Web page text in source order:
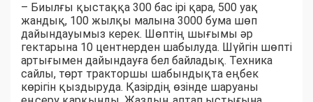
– Биылғы қыстаққа 300 бас ірі қара, 500 уақ
жандық, 100 жылқы малына 3000 бума шөп
дайындауымыз керек. Шөптің шығымы әр
гектарына 10 центнерден шабылуда. Шүйгін шөпті
артығымен дайындауға бел байладық. Техника
сайлы, төрт тракторшы шабындықта еңбек
көрігін қыздыруда. Қазірдің өзінде шаруаны